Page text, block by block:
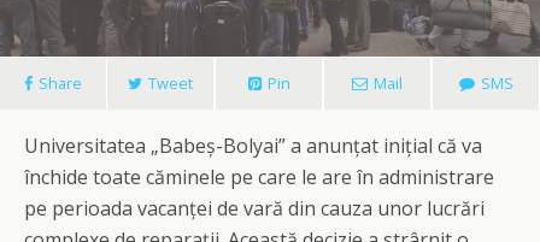
Share Tweet Pin Mail SMS
Universitatea „Babeș-Bolyai” a anunțat inițial că va
închide toate căminele pe care le are în administrare
pe perioada vacanței de vară din cauza unor lucrări